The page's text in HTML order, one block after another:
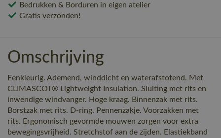
Bedrukken & Borduren in eigen atelier
Gratis verzonden!
Omschrijving
Eenkleurig. Ademend, winddicht en waterafstotend. Met
CLIMASCOT® Lightweight Insulation. Sluiting met rits en
inwendige windvanger. Hoge kraag. Binnenzak met rits.
Borstzak met rits. D-ring. Pennenzakje. Voorzakken met
rits. Ergonomisch gevormde mouwen zorgen voor extra
bewegingsvrijheid. Stretchstof aan de zijden. Elastiekband